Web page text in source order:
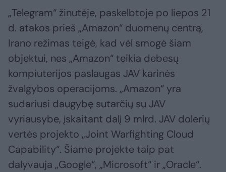
„Telegram“ žinutėje, paskelbtoje po liepos 21
d. atakos prieš „Amazon“ duomenų centrą,
Irano režimas teigė, kad vėl smogė šiam
objektui, nes „Amazon“ teikia debesų
kompiuterijos paslaugas JAV karinės
žvalgybos operacijoms. „Amazon“ yra
sudariusi daugybę sutarčių su JAV
vyriausybe, įskaitant dalį 9 mlrd. JAV dolerių
vertės projekto „Joint Warfighting Cloud
Capability“. Šiame projekte taip pat
dalyvauja „Google“, „Microsoft“ ir „Oracle“.